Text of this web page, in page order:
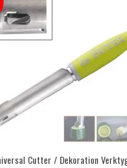
Cutter / Dekoration